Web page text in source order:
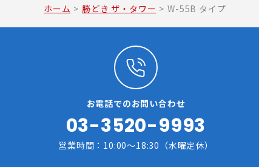
ホーム > 勝どき ザ・タワー > W-55B タイプ
お電話でのお問い合わせ
03-3520-9993
営業時間：10:00～18:30（水曜定休）